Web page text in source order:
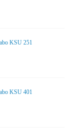
KSU 251
KSU 401